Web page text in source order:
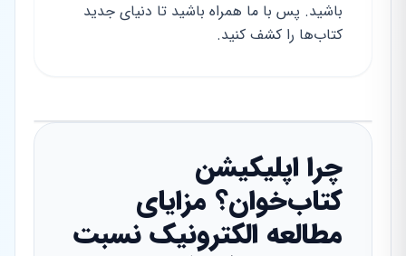
باشید. پس با ما همراه باشید تا دنیای جدید
کتاب‌ها را کشف کنید.
چرا اپلیکیشن
کتاب‌خوان؟ مزایای
مطالعه الکترونیک نسبت